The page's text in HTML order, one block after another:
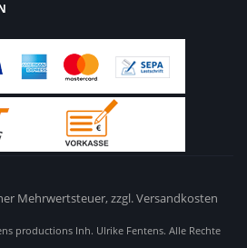
Mehrwertsteuer,zzgl. Versandkosten
productions Inh. Ulrike Fentens. Alle Rechte